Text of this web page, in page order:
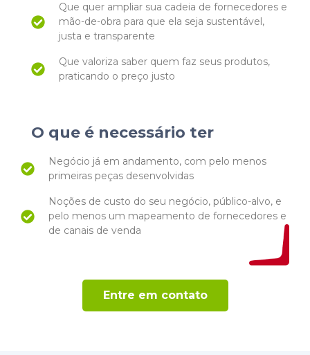
Que quer ampliar sua cadeia de fornecedores e
mão-de-obra para que ela seja sustentável,
justa e transparente
Que valoriza saber quem faz seus produtos,
praticando o preço justo
O que é necessário ter
Negócio já em andamento, com pelo menos
primeiras peças desenvolvidas
Noções de custo do seu negócio, público-alvo, e
pelo menos um mapeamento de fornecedores e
de canais de venda
Entre em contato